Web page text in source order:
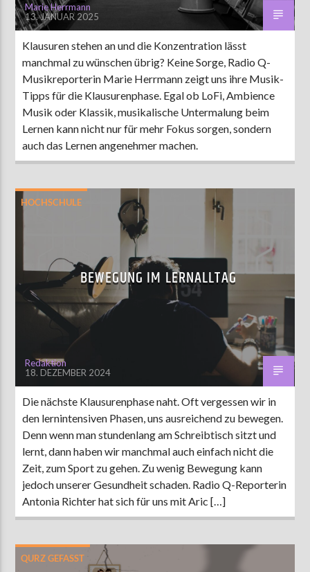
Marie Herrmann
13. JANUAR 2025
Klausuren stehen an und die Konzentration lässt
manchmal zu wünschen übrig? Keine Sorge, Radio Q-
Musikreporterin Marie Herrmann zeigt uns ihre Musik-
Tipps für die Klausurenphase. Egal ob LoFi, Ambience
Musik oder Klassik, musikalische Untermalung beim
Lernen kann nicht nur für mehr Fokus sorgen, sondern
auch das Lernen angenehmer machen.
HOCHSCHULE
BEWEGUNG IM LERNALLTAG
Redaktion
18. DEZEMBER 2024
Die nächste Klausurenphase naht. Oft vergessen wir in
den lernintensiven Phasen, uns ausreichend zu bewegen.
Denn wenn man stundenlang am Schreibtisch sitzt und
lernt, dann haben wir manchmal auch einfach nicht die
Zeit, zum Sport zu gehen. Zu wenig Bewegung kann
jedoch unserer Gesundheit schaden. Radio Q-Reporterin
Antonia Richter hat sich für uns mit Aric […]
QURZ GEFASST